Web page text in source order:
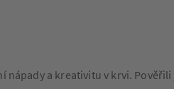
a kreativitu v krvi.